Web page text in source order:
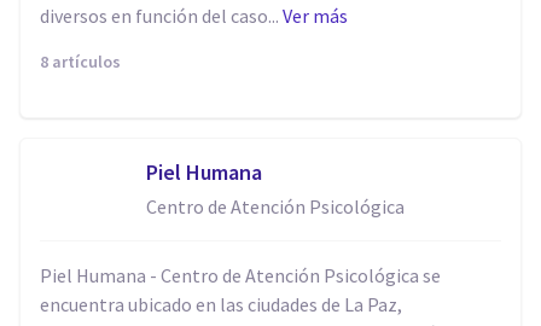
diversos en función del caso... Ver más
8 artículos
Piel Humana
Centro de Atención Psicológica
Piel Humana - Centro de Atención Psicológica se
encuentra ubicado en las ciudades de La Paz,